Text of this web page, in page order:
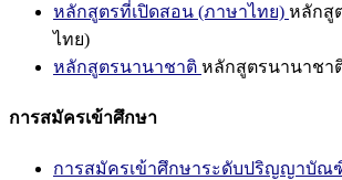
หลักสูตรที่เปิดสอน (ภาษาไทย) หลักสู
ไทย)
หลักสูตรนานาชาติ หลักสูตรนานาชา
การสมัครเข้าศึกษา
การสมัครเข้าศึกษาระดับปริญญาบัณ